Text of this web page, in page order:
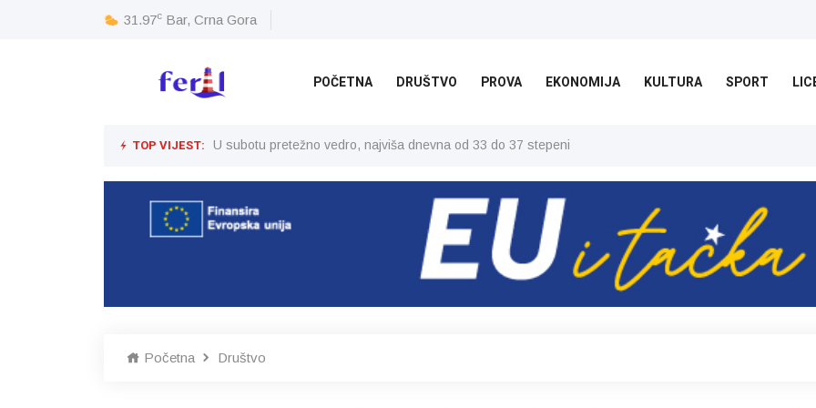
31.97c Bar, Crna Gora
POČETNA DRUŠTVO PROVA EKONOMIJA KULTURA SPORT
TOP VIJEST: U subotu pretežno vedro, najviša dnevna od 33 do 37 stepeni
Početna Društvo